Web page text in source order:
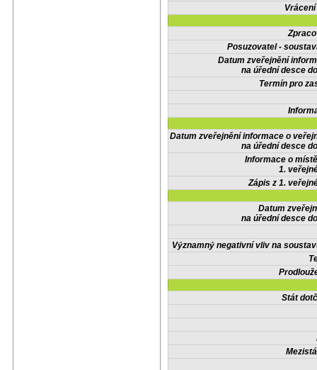
Posuzovatel -
Datum zveřejnění
na úřední desce
Termín pro
Datum zveřejnění informace o
na úřední desce
Informace o
1.
Zápis z 1.
Datum
na úřední desce
Významný negativní vliv na
Stát